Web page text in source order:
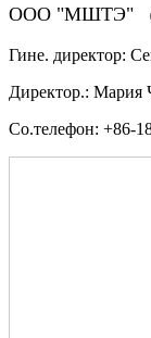
ООО "МШТЭ"
Гине. директор:
Директор.: Мария
Со.телефон: +86-